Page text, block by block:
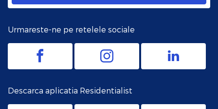
Urmareste-ne pe retelele sociale
Descarca aplicatia Residentialist